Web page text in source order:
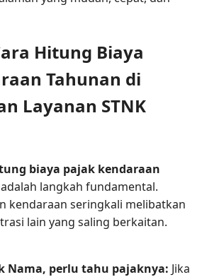
Hitung Biaya
Tahunan di
Layanan STNK
biaya pajak kendaraan
adalah langkah fundamental.
kendaraan seringkali melibatkan
lain yang saling berkaitan.
Nama, perlu tahu pajaknya: Jika